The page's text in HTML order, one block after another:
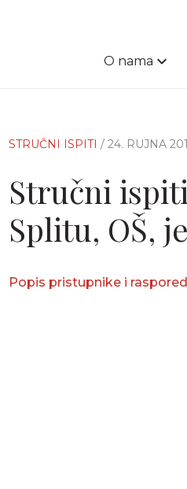
O nama
STRUČNI ISPITI / 24. RUJNA
Stručni
Splitu, OŠ,
Popis pristupnike i